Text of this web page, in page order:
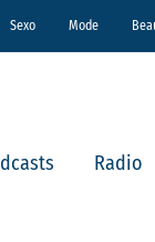
Sexo Mode
Radio